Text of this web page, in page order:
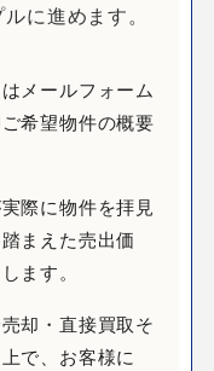
に進めます。
メールフォーム
希望物件の概要
際に物件を拝見
まえた売出価
ます。
却・直接買取そ
で、お客様に